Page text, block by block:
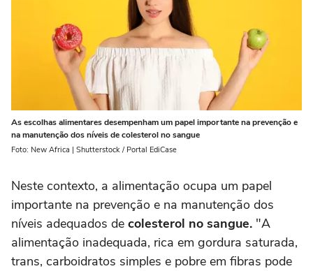
As escolhas alimentares desempenham um papel importante na prevenção e
na manutenção dos níveis de colesterol no sangue
Foto: New Africa | Shutterstock / Portal EdiCase
Neste contexto, a alimentação ocupa um papel
importante na prevenção e na manutenção dos
níveis adequados de colesterol no sangue. "A
alimentação inadequada, rica em gordura saturada,
trans, carboidratos simples e pobre em fibras pode